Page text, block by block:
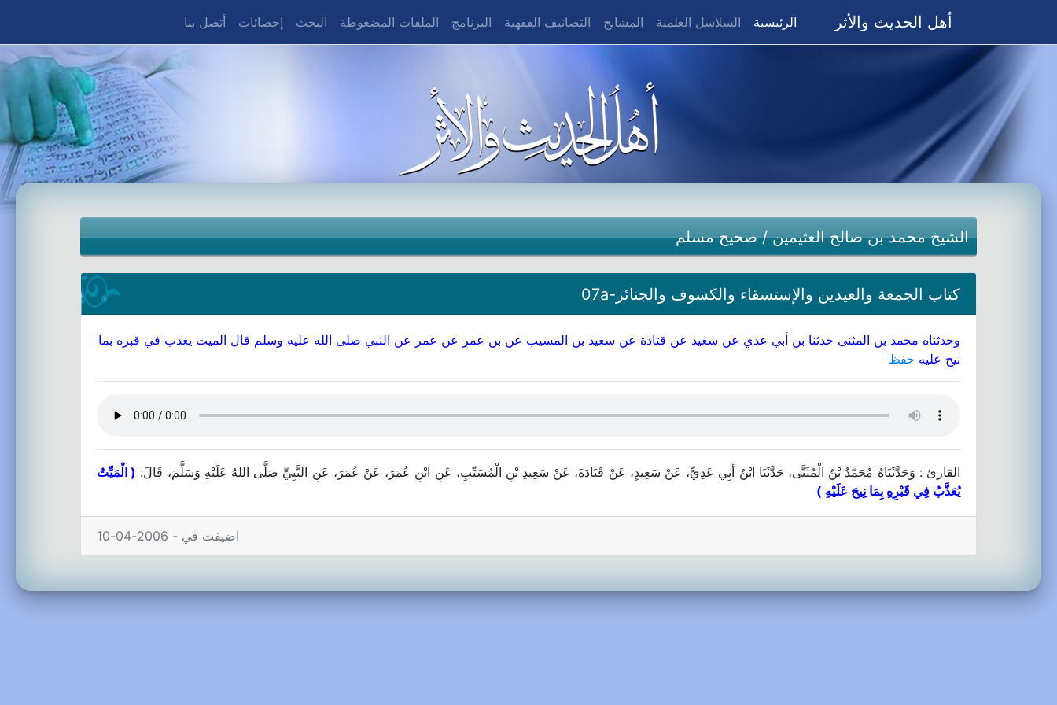
أهل الحديث والأثر الرئيسية السلاسل العلمية المشايخ التصانيف الفقهية البرنامج الملفات المضغوطة البحث إحصائات أتصل بنا
الشيخ محمد بن صالح العثيمين/صحيح مسلم
كتاب الجمعة والعيدين والإستسقاء والكسوف والجنائز-07a
وحدثناه محمد بن المثنى حدثنا بن أبي عدي عن سعيد عن قتادة عن سعيد بن المسيب عن بن عمر عن عمر عن النبي صلى الله عليه وسلم قال الميت يعذب في قبره بما
نيح عليه حفظ
القارئ : وَحَدَّثَنَاهُ مُحَمَّدُ بْنُ الْمُثَنَّى، حَدَّثَنَا ابْنُ أَبِي عَدِيٍّ، عَنْ سَعِيدٍ، عَنْ قَتَادَةَ، عَنْ سَعِيدِ بْنِ الْمُسَيِّبِ، عَنِ ابْنِ عُمَرَ، عَنْ عُمَرَ، عَنِ النَّبِيِّ صَلَّى اللهُ عَلَيْهِ وَسَلَّمَ، قَالَ: ( الْمَيِّتُ
يُعَذَّبُ فِي قَبْرِهِ بِمَا نِيحَ عَلَيْهِ )
اضيفت في - 2006-04-10